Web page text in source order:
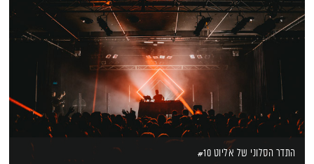
התדר הסלוני של אליוט #10